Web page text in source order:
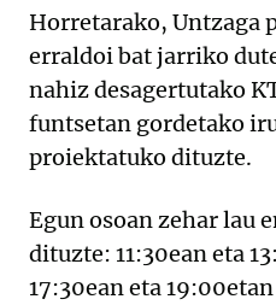
Horretarako, Untzaga
erraldoi bat jarriko
nahiz desagertutako
funtsetan gordetako
proiektatuko dituzte.
Egun osoan zehar lau
dituzte: 11:30ean eta
17:30ean eta